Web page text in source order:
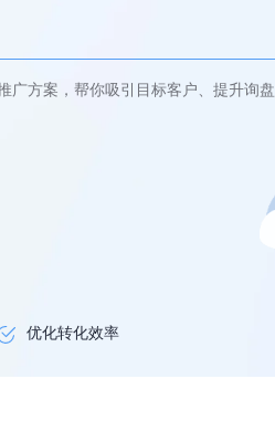
广方案，帮你吸引目标客户、提升询盘
优化转化效率